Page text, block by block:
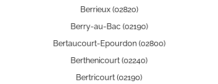
Berrieux (02820)
Berry-au-Bac (02190)
Bertaucourt-Epourdon (02800)
Berthenicourt (02240)
Bertricourt (02190)